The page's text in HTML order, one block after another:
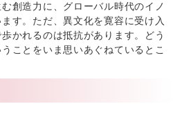
創造力に、グローバル時代のイノ
す。ただ、異文化を寛容に受け入
かれるのは抵抗があります。どう
ことをいま思いあぐねているとこ